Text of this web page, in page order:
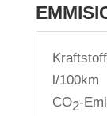
l/100km
CO2-